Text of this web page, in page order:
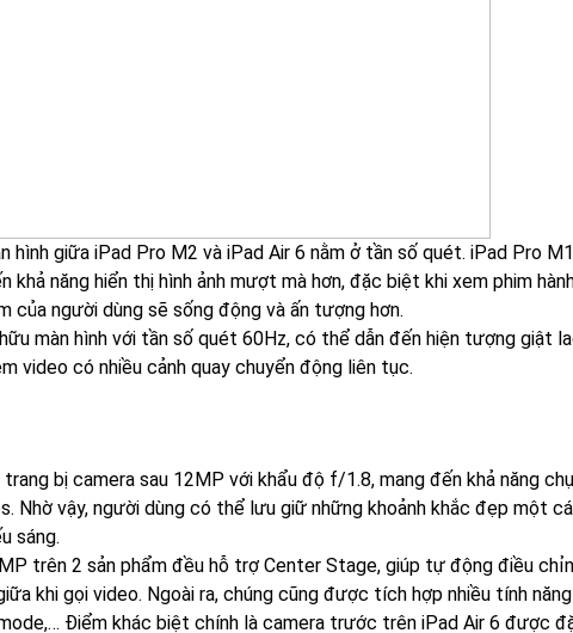
hình giữa iPad Pro M2 và iPad Air 6 nằm ở tần số quét. iPad Pro
khả năng hiển thị hình ảnh mượt mà hơn, đặc biệt khi xem phim
của người dùng sẽ sống động và ấn tượng hơn.
màn hình với tần số quét 60Hz, có thể dẫn đến hiện tượng giật
video có nhiều cảnh quay chuyển động liên tục.
bị camera sau 12MP với khẩu độ f/1.8, mang đến khả năng
Nhờ vậy, người dùng có thể lưu giữ những khoảnh khắc đẹp một
sáng.
trên 2 sản phẩm đều hỗ trợ Center Stage, giúp tự động điều
khi gọi video. Ngoài ra, chúng cũng được tích hợp nhiều tính
Điểm khác biệt chính là camera trước trên iPad Air 6 được